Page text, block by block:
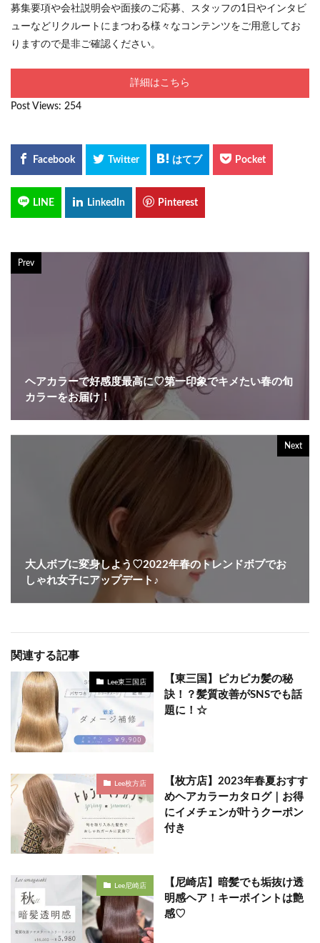
募集要項や会社説明会や面接のご応募、スタッフの1日やインタビ
ューなどリクルートにまつわる様々なコンテンツをご用意してお
りますので是非ご確認ください。
詳細はこちら
Post Views: 254
Prev
ヘアカラーで好感度最高に♡第一印象でキメたい春の旬
カラーをお届け！
Next
大人ボブに変身しよう♡2022年春のトレンドボブでお
しゃれ女子にアップデート♪
関連する記事
Lee東三国店
【東三国】ピカピカ髪の秘
訣！？髪質改善がSNSでも話
題に！☆
Lee枚方店
【枚方店】2023年春夏おすす
めヘアカラーカタログ｜お得
にイメチェンが叶うクーポン
付き
Lee尼崎店
【尼崎店】暗髪でも垢抜け透
明感ヘア！キーポイントは艶
感♡